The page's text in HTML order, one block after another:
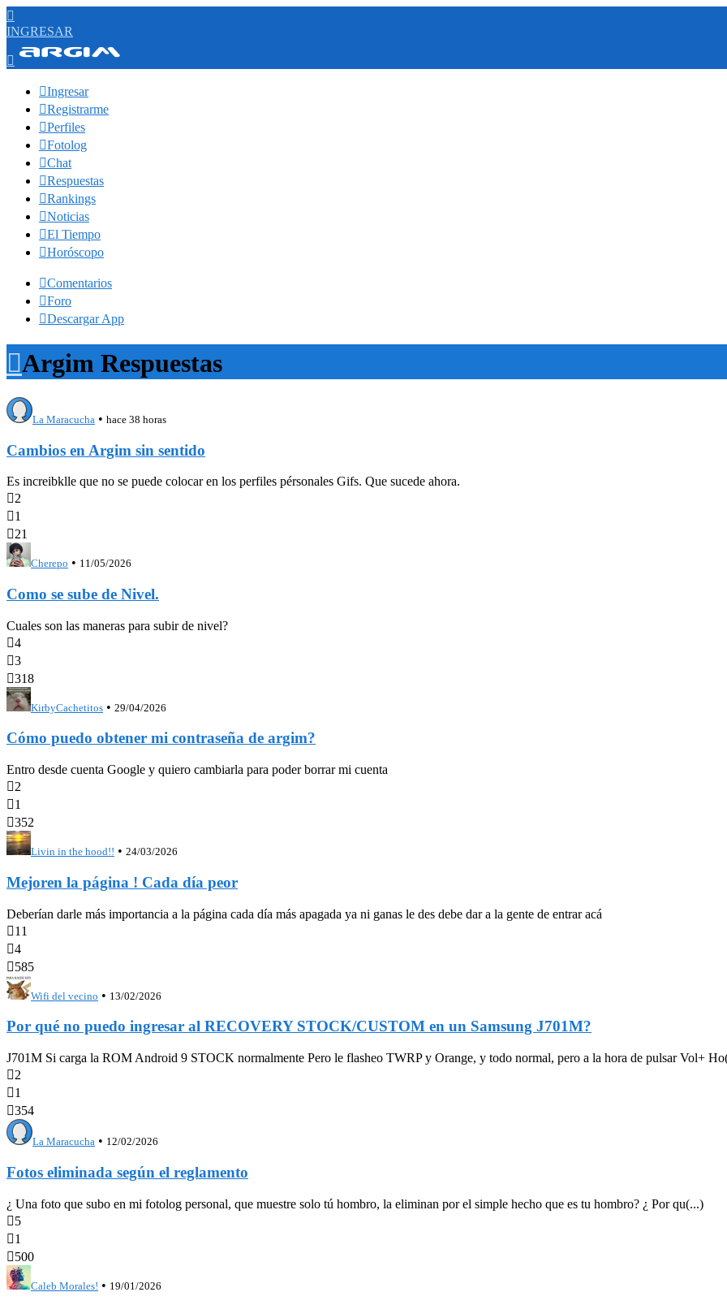

INGRESAR

Ingresar
Registrarme
Perfiles
Fotolog
Chat
Respuestas
Rankings
Noticias
El Tiempo
Horóscopo
Comentarios
Foro
Descargar App
Argim Respuestas
La Maracucha • hace 38 horas
Cambios en Argim sin sentido
Es increibklle que no se puede colocar en los perfiles pérsonales Gifs. Que sucede ahora.
2
1
21
Cherepo • 11/05/2026
Como se sube de Nivel.
Cuales son las maneras para subir de nivel?
4
3
318
KirbyCachetitos • 29/04/2026
Cómo puedo obtener mi contraseña de argim?
Entro desde cuenta Google y quiero cambiarla para poder borrar mi cuenta
2
1
352
Livin in the hood!! • 24/03/2026
Mejoren la página ! Cada día peor
Deberían darle más importancia a la página cada día más apagada ya ni ganas le des debe dar a la gente de entrar acá
11
4
585
Wifi del vecino • 13/02/2026
Por qué no puedo ingresar al RECOVERY STOCK/CUSTOM en un Samsung J701M?
J701M Si carga la ROM Android 9 STOCK normalmente Pero le flasheo TWRP y Orange, y todo normal, pero a la hora de pulsar Vol+
2
1
354
La Maracucha • 12/02/2026
Fotos eliminada según el reglamento
¿ Una foto que subo en mi fotolog personal, que muestre solo tú hombro, la eliminan por el simple hecho que es tu hombro? ¿ Por qu(...)
5
1
500
Caleb Morales! • 19/01/2026